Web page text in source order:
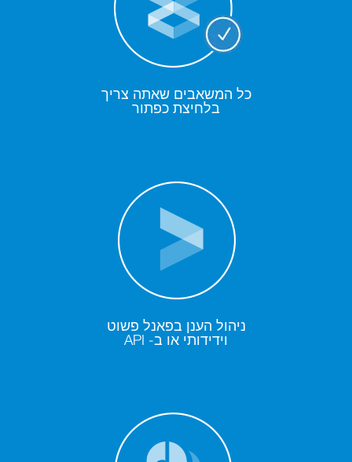
כל המשאבים שאתה צריך
בלחיצת כפתור
ניהול הענן בפאנל פשוט
וידידותי או ב- API